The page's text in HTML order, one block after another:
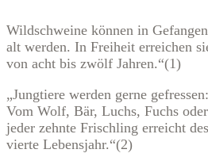
Wildschweine können in
alt werden. In Freiheit erreichen
von acht bis zwölf Jahren.“(1)
„Jungtiere werden gerne gefressen:
Vom Wolf, Bär, Luchs, Fuchs
jeder zehnte Frischling erreicht
vierte Lebensjahr.“(2)